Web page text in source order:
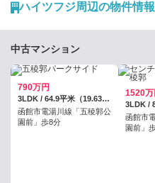
ハイツフジ周辺の物件情報
中古マンション
790万円
3LDK / 64.9平米（19.63坪）（壁芯）
函館市電湯川線「五稜郭公
園前」歩8分
1520万
函館市
園前」